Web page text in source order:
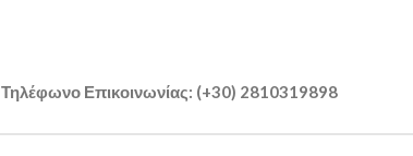
Τηλέφωνο Επικοινωνίας: (+30) 2810319898